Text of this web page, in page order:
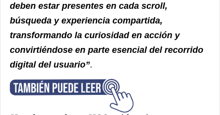
deben estar presentes en cada scroll,
búsqueda y experiencia compartida,
transformando la curiosidad en acción y
convirtiéndose en parte esencial del recorrido
digital del usuario”.